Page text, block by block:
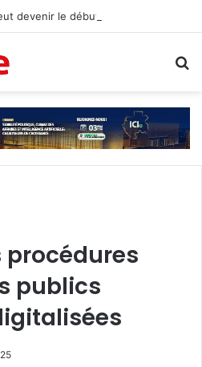
procédures
publics